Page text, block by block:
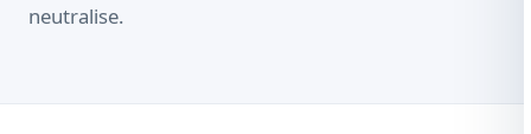
neutralise.